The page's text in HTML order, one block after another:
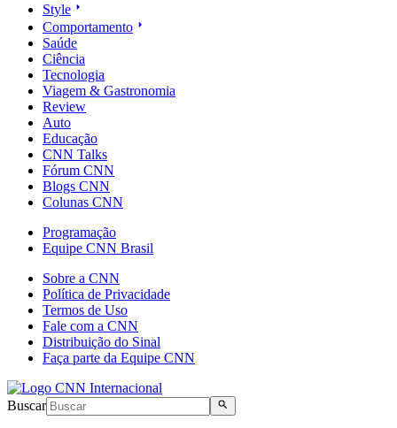
Style
Comportamento
Saúde
Ciência
Tecnologia
Viagem & Gastronomia
Review
Auto
Educação
CNN Talks
Fórum CNN
Blogs CNN
Colunas CNN
Programação
Equipe CNN Brasil
Sobre a CNN
Política de Privacidade
Termos de Uso
Fale com a CNN
Distribuição do Sinal
Faça parte da Equipe CNN
Buscar